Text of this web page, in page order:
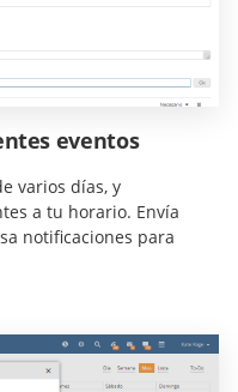
eventos
varios días, y
a tu horario. Envía
notificaciones para